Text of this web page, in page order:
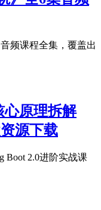
频课程全集，覆盖出
心原理拆解
源下载
Boot 2.0进阶实战课